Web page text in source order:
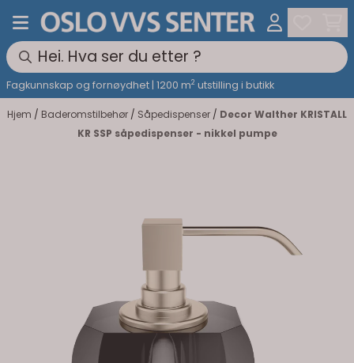
Hopp til innhold
Fagkunnskap og fornøydhet | 1200 m2 utstilling i butikk
Hjem / Baderomstilbehør / Såpedispenser / Decor Walther KRISTALL
KR SSP såpedispenser - nikkel pumpe